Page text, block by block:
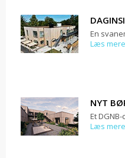
En
Læs mere
NYT
Et
Læs mere